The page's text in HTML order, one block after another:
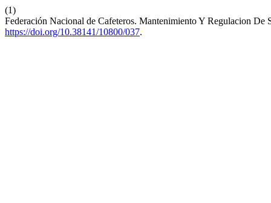
(1)
Federación Nacional de Cafeteros. Mantenimiento Y Regulacion De
https://doi.org/10.38141/10800/037.